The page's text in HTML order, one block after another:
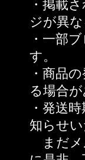
・掲載
ジが異
・一部
す。
・商品
る場合
・発送
知らせ
まだメ